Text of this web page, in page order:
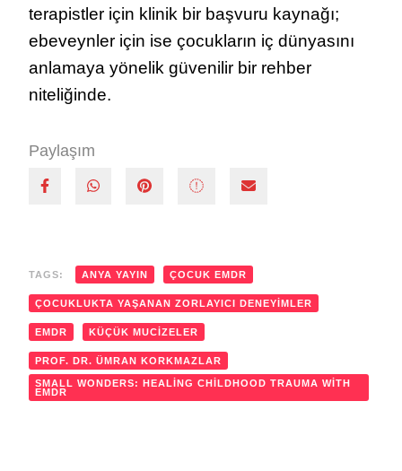
terapistler için klinik bir başvuru kaynağı;
ebeveynler için ise çocukların iç dünyasını
anlamaya yönelik güvenilir bir rehber
niteliğinde.
Paylaşım
TAGS: ANYA YAYIN ÇOCUK EMDR
ÇOCUKLUKTA YAŞANAN ZORLAYICI DENEYIMLER
EMDR KÜÇÜK MUCIZELER
PROF. DR. ÜMRAN KORKMAZLAR
SMALL WONDERS: HEALING CHILDHOOD TRAUMA WITH
EMDR